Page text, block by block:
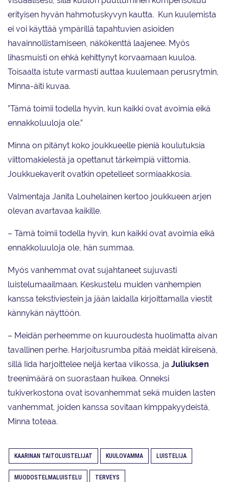
erityisen hyvän hahmotuskyvyn kautta. Kun kuulemista
ei voi käyttää ympärillä tapahtuvien asioiden
havainnollistamiseen, näkökenttä laajenee. Myös
lihasmuisti on ehkä kehittynyt korvaamaan kuuloa.
Toisaalta istute varmasti auttaa kuulemaan perusrytmin,
Minna-äiti kuvaa.
”Tämä toimii todella hyvin, kun kaikki ovat avoimia eikä
ennakkoluuloja ole.”
Minna on pitänyt koko joukkueelle pieniä koulutuksia
viittomakielestä ja opettanut tärkeimpiä viittomia.
Joukkuekaverit ovatkin opetelleet sormiaakkosia.
Valmentaja Janita Louhelainen kertoo joukkueen arjen
olevan avartavaa kaikille.
– Tämä toimii todella hyvin, kun kaikki ovat avoimia eikä
ennakkoluuloja ole, hän summaa.
Myös vanhemmat ovat sujahtaneet sujuvasti
luistelumaailmaan. Keskustelu muiden vanhempien
kanssa tekstiviestein ja jään laidalla kirjoittamalla viestit
kännykän näyttöön.
– Meidän perheemme on kuuroudesta huolimatta aivan
tavallinen perhe. Harjoitusrumba pitää meidät kiireisenä,
sillä Iida harjoittelee neljä kertaa viikossa, ja Juliuksen
treenimäärä on suorastaan huikea. Onneksi
tukiverkostona ovat isovanhemmat sekä muiden lasten
vanhemmat, joiden kanssa sovitaan kimppakyydeistä,
Minna toteaa.
KAARINAN TAITOLUISTELIJAT KUULOVAMMA LUISTELIJA
MUODOSTELMALUISTELU TERVEYS